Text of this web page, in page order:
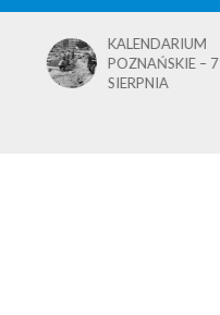
KALENDARIUM
POZNAŃSKIE – 5
SIERPNIA